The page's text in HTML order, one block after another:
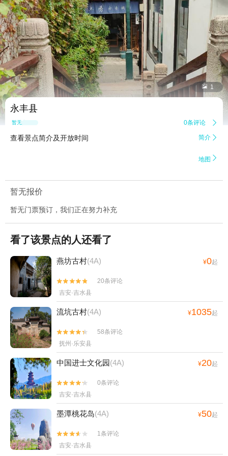
 1
永丰县
暂无点评 0条评论 
查看景点简介及开放时间 简介 
地图 
暂无报价
暂无门票预订，我们正在努力补充
看了该景点的人还看了
燕坊古村(4A) ¥0起


20条评论
吉安·吉水县
流坑古村(4A) ¥1035起


58条评论
抚州·乐安县
中国进士文化园(4A) ¥20起


0条评论
吉安·吉水县
墨潭桃花岛(4A) ¥50起


1条评论
吉安·吉水县
